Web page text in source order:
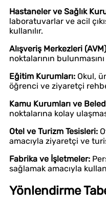
Hastaneler ve Sağlık
laboratuvarlar ve acil
kullanılır.
Alışveriş Merkezleri
noktalarının bulunmasını
Eğitim Kurumları: Okul,
öğrenci ve ziyaretçi
Kamu Kurumları ve
noktalarına kolay
Otel ve Turizm Tesisleri:
amacıyla ziyaretçi ve
Fabrika ve İşletmeler:
sağlamak amacıyla
Yönlendirme